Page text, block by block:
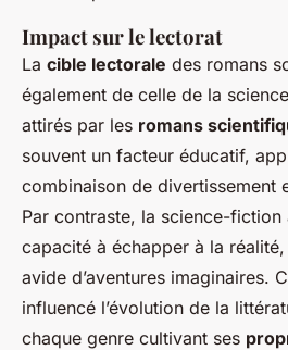
Impact sur le lectorat
La cible lectorale des romans
également de celle de la
attirés par les romans
souvent un facteur éducatif,
combinaison de divertissement
Par contraste, la science-fiction
capacité à échapper à la
avide d’aventures imaginaires.
influencé l’évolution de la
chaque genre cultivant ses